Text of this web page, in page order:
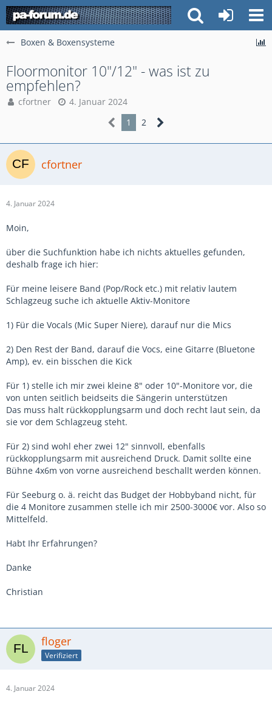
Boxen & Boxensysteme
Floormonitor 10"/12" - was ist zu
empfehlen?
cfortner
4. Januar 2024
1
2
cfortner
4. Januar 2024
Moin,
über die Suchfunktion habe ich nichts aktuelles gefunden,
deshalb frage ich hier:
Für meine leisere Band (Pop/Rock etc.) mit relativ lautem
Schlagzeug suche ich aktuelle Aktiv-Monitore
1) Für die Vocals (Mic Super Niere), darauf nur die Mics
2) Den Rest der Band, darauf die Vocs, eine Gitarre (Bluetone
Amp), ev. ein bisschen die Kick
Für 1) stelle ich mir zwei kleine 8" oder 10"-Monitore vor, die
von unten seitlich beidseits die Sängerin unterstützen
Das muss halt rückkopplungsarm und doch recht laut sein, da
sie vor dem Schlagzeug steht.
Für 2) sind wohl eher zwei 12" sinnvoll, ebenfalls
rückkopplungsarm mit ausreichend Druck. Damit sollte eine
Bühne 4x6m von vorne ausreichend beschallt werden können.
Für Seeburg o. ä. reicht das Budget der Hobbyband nicht, für
die 4 Monitore zusammen stelle ich mir 2500-3000€ vor. Also so
Mittelfeld.
Habt Ihr Erfahrungen?
Danke
Christian
floger
Verifiziert
4. Januar 2024